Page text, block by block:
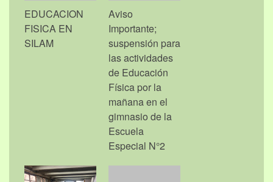
EDUCACION
FISICA EN
SILAM
Aviso
Importante;
suspensión para
las actividades
de Educación
Física por la
mañana en el
gimnasio de la
Escuela
Especial N°2